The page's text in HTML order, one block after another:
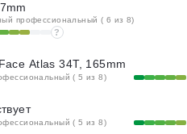
профессиональный ( 6 из 8)
?
Atlas 34T, 165mm
( 5 из 8)
( 5 из 8)